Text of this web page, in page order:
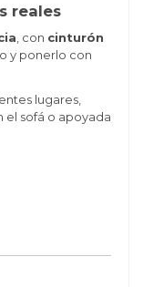
reales
, con cinturón
y ponerlo con
lugares,
el sofá o apoyada